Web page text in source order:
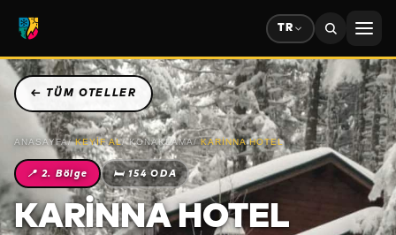
TR
← TÜM OTELLER
ANASAYFA/ KEYIF AL/ KONAKLAMA/ KARINNA HOTEL
📍 2. Bölge 🛏154 ODA
KARINNA HOTEL